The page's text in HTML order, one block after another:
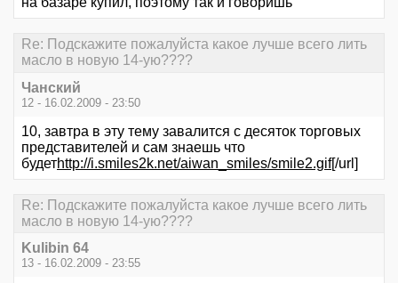
Re: Подскажите пожалуйста какое лучше всего лить
масло в новую 14-ую????
Чанский
12 - 16.02.2009 - 23:50
10, завтра в эту тему завалится с десяток торговых
представителей и сам знаешь что
будетhttp://i.smiles2k.net/aiwan_smiles/smile2.gif[/url]
Re: Подскажите пожалуйста какое лучше всего лить
масло в новую 14-ую????
Kulibin 64
13 - 16.02.2009 - 23:55